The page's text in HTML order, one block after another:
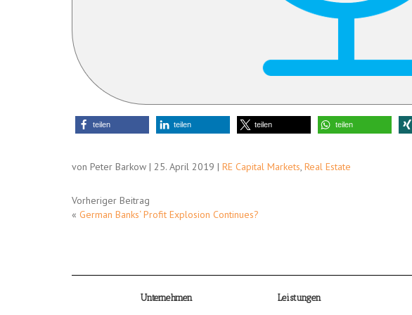
teilen teilen teilen teilen
von Peter Barkow | 25. April 2019 | RE Capital Markets, Real Estate
Vorheriger Beitrag
« German Banks‘ Profit Explosion Continues?
Unternehmen Leistungen